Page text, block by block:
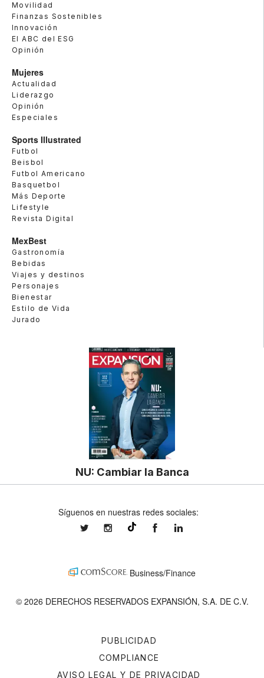
Movilidad
Finanzas Sostenibles
Innovación
El ABC del ESG
Opinión
Mujeres
Actualidad
Liderazgo
Opinión
Especiales
Sports Illustrated
Futbol
Beisbol
Futbol Americano
Basquetbol
Más Deporte
Lifestyle
Revista Digital
MexBest
Gastronomía
Bebidas
Viajes y destinos
Personajes
Bienestar
Estilo de Vida
Jurado
NU: Cambiar la Banca
PUBLICIDAD
COMPLIANCE
AVISO LEGAL Y DE PRIVACIDAD
Síguenos en nuestras redes sociales:
expansionmxexpansionmx ExpansionMex
Business/Finance
© 2026 DERECHOS RESERVADOS EXPANSIÓN, S.A. DE C.V.